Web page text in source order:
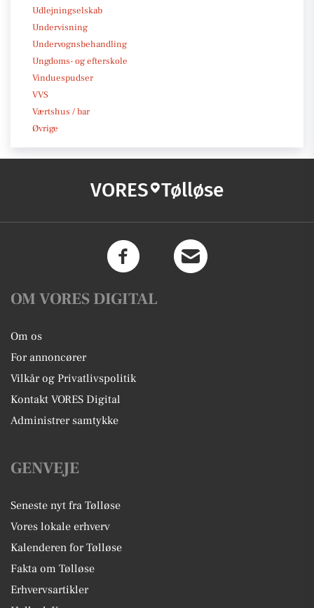
Udlejningselskab
Undervisning
Undervognsbehandling
Ungdoms- og efterskole
Vinduespudser
VVS
Værtshus / bar
Øvrige
VORES Tølløse
OM VORES DIGITAL
Om os
For annoncører
Vilkår og Privatlivspolitik
Kontakt VORES Digital
Administrer samtykke
GENVEJE
Seneste nyt fra Tølløse
Vores lokale erhverv
Kalenderen for Tølløse
Fakta om Tølløse
Erhvervsartikler